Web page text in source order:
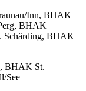
Inn, BHAK
BHAK
Schärding, BHAK
BHAK St.
See